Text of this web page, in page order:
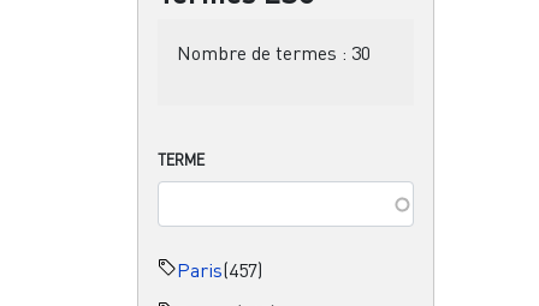
Nombre de termes : 30
TERME
Paris(457)